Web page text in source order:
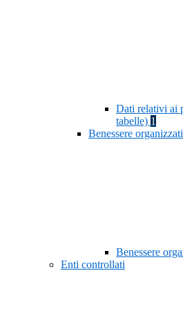
Dati relativi ai
tabelle) 1
Benessere
Benessere
Enti controllati